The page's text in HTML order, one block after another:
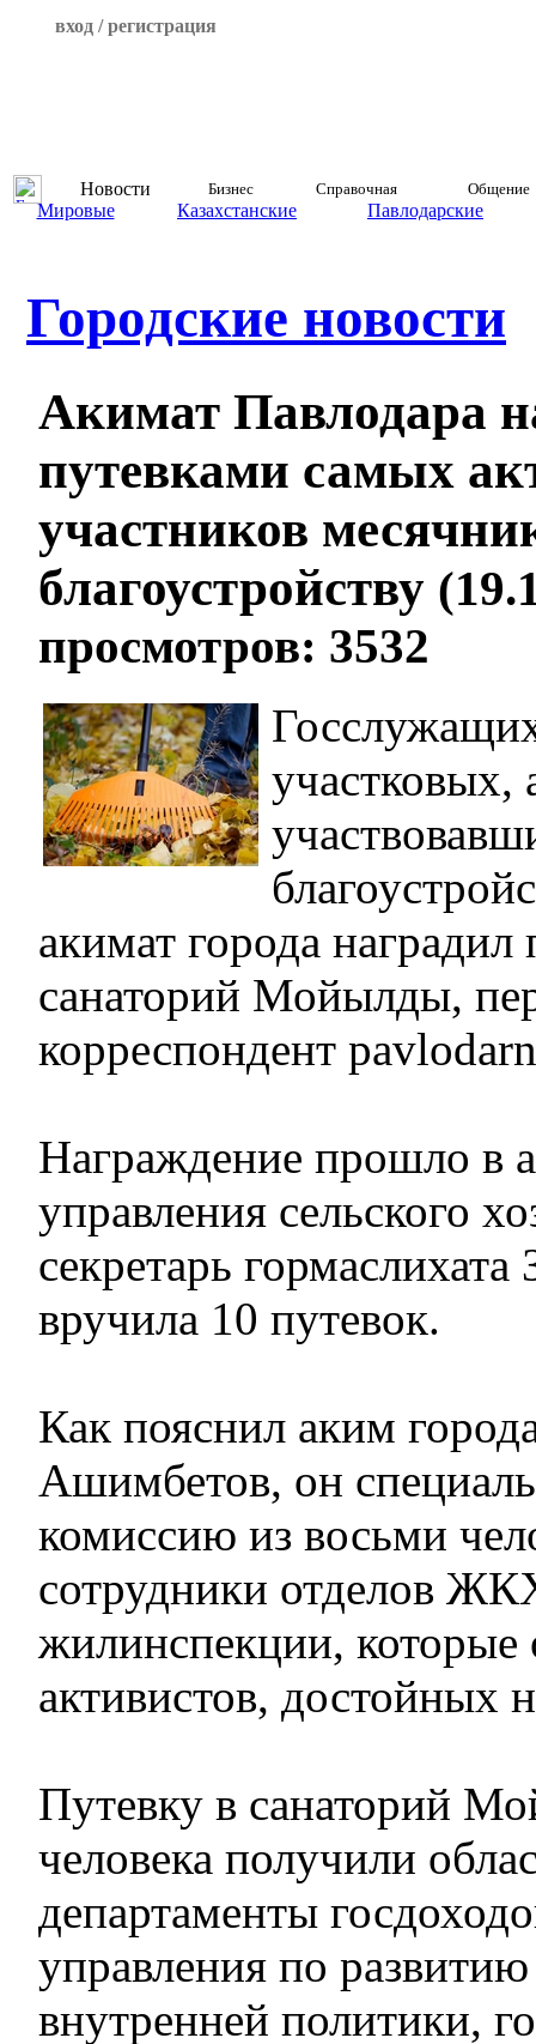
вход / регистрация
Новости Бизнес Справочная Общение
Мировые Казахстанские Павлодарские
Городские новости
Акимат Павлодара
путевками самых
участников
благоустройству
просмотров: 3532
участковых,
акимат города наградил
санаторий Мойылды,
корреспондент
Награждение прошло в
управления сельского
секретарь
вручила 10 путевок.
Как пояснил аким
Ашимбетов, он
комиссию из восьми
сотрудники отделов
жилинспекции, которые
активистов, достойных
Путевку в санаторий
человека получили
департаменты
управления по
внутренней политики,